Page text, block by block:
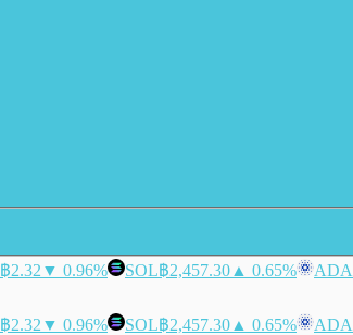
฿2.32 ▼ 0.96% SOL฿2,457.30 ▲ 0.65% ADA
฿2.32 ▼ 0.96% SOL฿2,457.30 ▲ 0.65% ADA